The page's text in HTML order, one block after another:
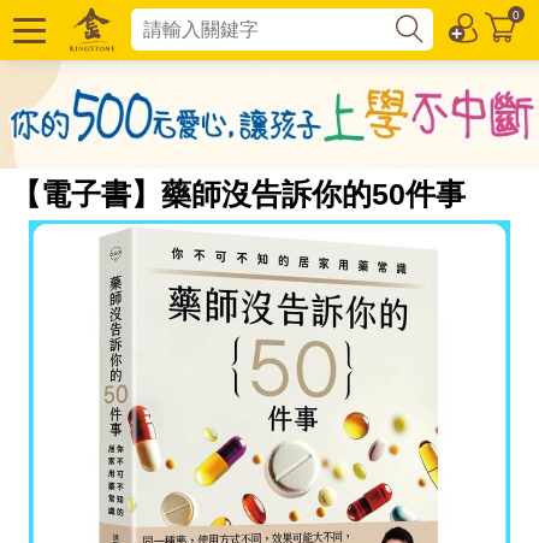
0
【電子書】藥師沒告訴你的50件事